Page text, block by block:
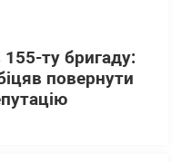
ту бригаду:
повернути